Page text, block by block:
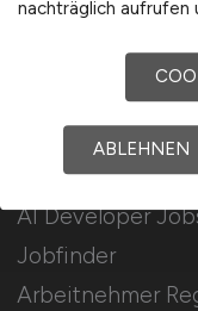
Für
AI Developer
Jobfinder
Arbeitnehmer
nachträglich aufrufen
ABLEHNEN